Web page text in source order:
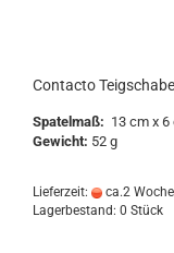
Contacto
Spatelmaß: 13 cm x 6
Gewicht: 52 g
Lieferzeit: ca.2
Lagerbestand: 0 Stück